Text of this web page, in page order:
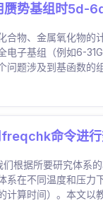
势基组时5d-
合物、金属氧化物
电子基组（例如6-
问题涉及到基函数
命令进
根据所要研究体系
在不同温度和压
计算时间）。本文